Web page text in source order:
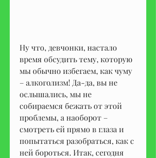
Ну что, девчонки, настало
время обсудить тему, которую
мы обычно избегаем, как чуму
– алкоголизм! Да-да, вы не
ослышались, мы не
собираемся бежать от этой
проблемы, а наоборот –
смотреть ей прямо в глаза и
попытаться разобраться, как с
ней бороться. Итак, сегодня